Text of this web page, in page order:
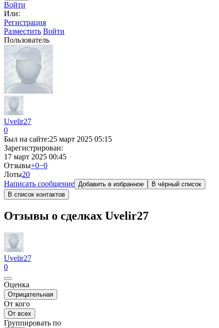
Войти
Или:
Регистрация
Разместить Войти
Пользователь
Uvelir27
0
Был на сайте:25 март 2025 05:15
Зарегистрирован:
17 март 2025 00:45
Отзывы+0−0
Лоты20
Написать сообщение Добавить в избранное
В чёрный список
В список контактов
Отзывы о сделках Uvelir27
Uvelir27
0
Оценка
Отрицательная
От кого
От всех
Группировать по